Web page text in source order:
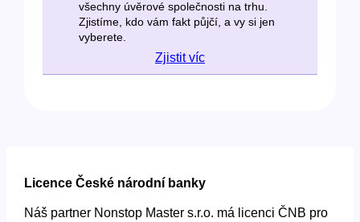
všechny úvěrové společnosti na trhu.
Zjistíme, kdo vám fakt půjčí, a vy si jen
vyberete.
Zjistit víc
Licence České národní banky
Náš partner Nonstop Master s.r.o. má licenci ČNB pro